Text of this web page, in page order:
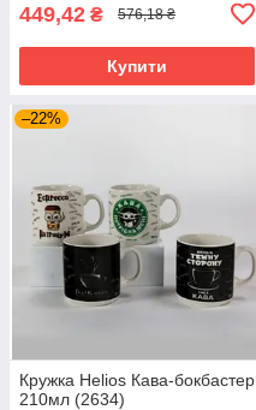
449,42 ₴ 576,18 ₴
Купити
–22%
Кружка Helios Кава-бокбастер
210мл (2634)